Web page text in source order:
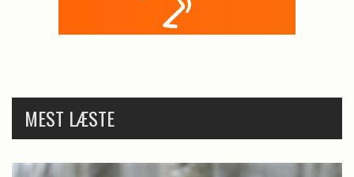
MEST LÆSTE